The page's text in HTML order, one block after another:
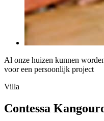
Al onze huizen kunnen
voor een persoonlijk project
Villa
Contessa